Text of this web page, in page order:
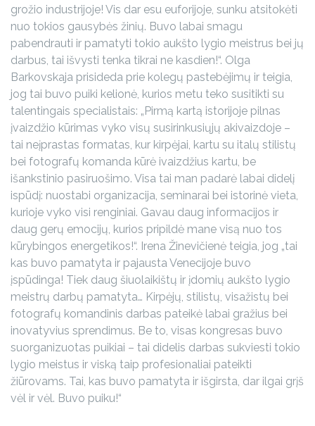
grožio industrijoje! Vis dar esu euforijoje, sunku atsitokėti
nuo tokios gausybės žinių. Buvo labai smagu
pabendrauti ir pamatyti tokio aukšto lygio meistrus bei jų
darbus, tai išvysti tenka tikrai ne kasdien!“. Olga
Barkovskaja prisideda prie kolegų pastebėjimų ir teigia,
jog tai buvo puiki kelionė, kurios metu teko susitikti su
talentingais specialistais: „Pirmą kartą istorijoje pilnas
įvaizdžio kūrimas vyko visų susirinkusiųjų akivaizdoje –
tai neįprastas formatas, kur kirpėjai, kartu su italų stilistų
bei fotografų komanda kūrė ivaizdžius kartu, be
išankstinio pasiruošimo. Visa tai man padarė labai didelį
ispūdį: nuostabi organizacija, seminarai bei istorinė vieta,
kurioje vyko visi renginiai. Gavau daug informacijos ir
daug gerų emocijų, kurios pripildė mane visą nuo tos
kūrybingos energetikos!“. Irena Žinevičienė teigia, jog „tai
kas buvo pamatyta ir pajausta Venecijoje buvo
įspūdinga! Tiek daug šiuolaikištų ir įdomių aukšto lygio
meistrų darbų pamatyta… Kirpėjų, stilistų, visažistų bei
fotografų komandinis darbas pateikė labai gražius bei
inovatyvius sprendimus. Be to, visas kongresas buvo
suorganizuotas puikiai – tai didelis darbas sukviesti tokio
lygio meistus ir viską taip profesionaliai pateikti
žiūrovams. Tai, kas buvo pamatyta ir išgirsta, dar ilgai grįš
vėl ir vėl. Buvo puiku!“